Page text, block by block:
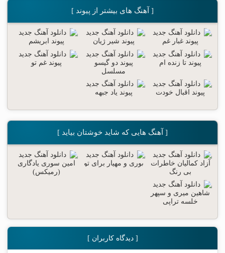
[ آهنگ های بیشتر از پیوند ]
[ آهنگ هایی که شاید خوشتان بیاید ]
[ دیدگاه کاربران ]